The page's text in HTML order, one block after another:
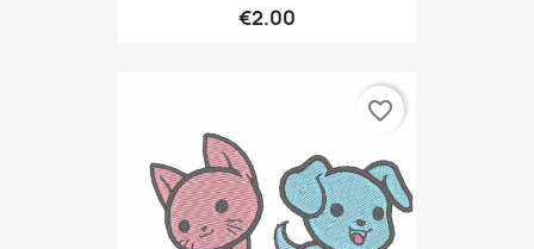
€2.00
favorite_border